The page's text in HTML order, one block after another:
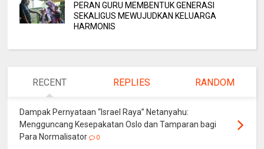
PERAN GURU MEMBENTUK GENERASI
SEKALIGUS MEWUJUDKAN KELUARGA
HARMONIS
RECENT REPLIES RANDOM
Dampak Pernyataan “Israel Raya” Netanyahu:
Mengguncang Kesepakatan Oslo dan Tamparan bagi
Para Normalisator
0